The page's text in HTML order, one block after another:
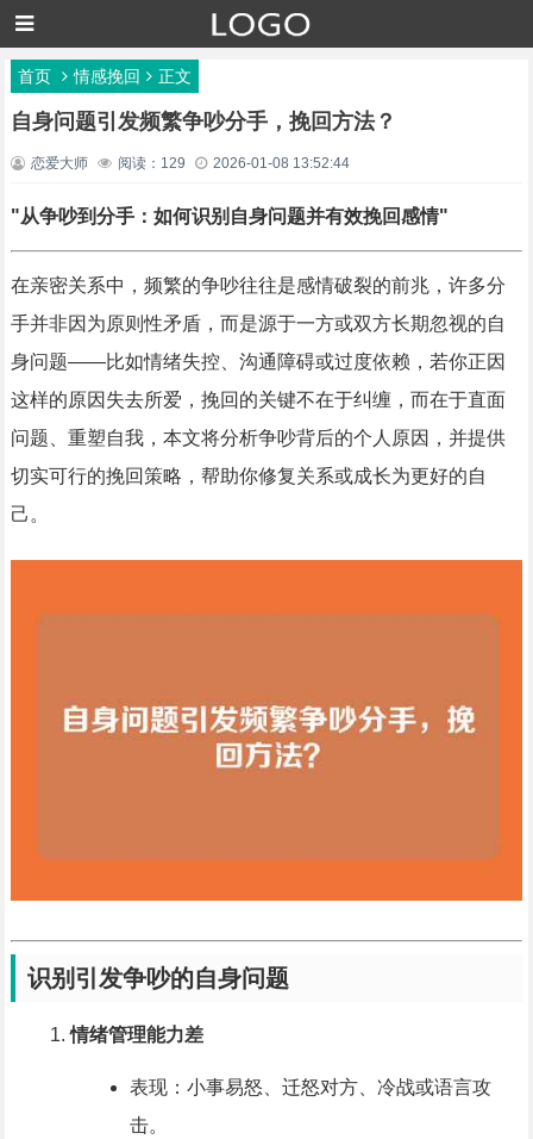
首页 情感挽回 正文
自身问题引发频繁争吵分手，挽回方法？
恋爱大师 阅读：129 2026-01-08 13:52:44
"从争吵到分手：如何识别自身问题并有效挽回感情"
在亲密关系中，频繁的争吵往往是感情破裂的前兆，许多分
手并非因为原则性矛盾，而是源于一方或双方长期忽视的自
身问题——比如情绪失控、沟通障碍或过度依赖，若你正因
这样的原因失去所爱，挽回的关键不在于纠缠，而在于直面
问题、重塑自我，本文将分析争吵背后的个人原因，并提供
切实可行的挽回策略，帮助你修复关系或成长为更好的自
己。
识别引发争吵的自身问题
情绪管理能力差
表现：小事易怒、迁怒对方、冷战或语言攻
击。